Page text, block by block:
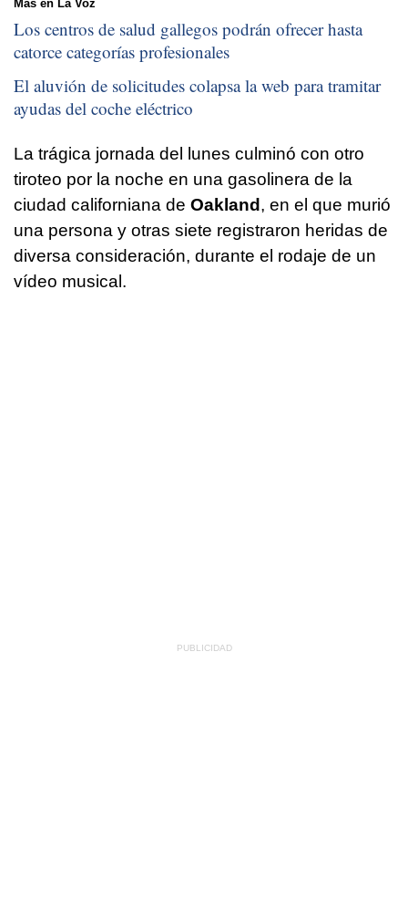
Más en La Voz
Los centros de salud gallegos podrán ofrecer hasta
catorce categorías profesionales
El aluvión de solicitudes colapsa la web para tramitar
ayudas del coche eléctrico
La trágica jornada del lunes culminó con otro
tiroteo por la noche en una gasolinera de la
ciudad californiana de Oakland , en el que murió
una persona y otras siete registraron heridas de
diversa consideración, durante el rodaje de un
vídeo musical.